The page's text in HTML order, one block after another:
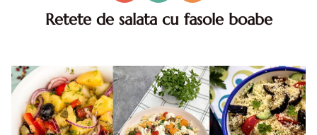
Retete de salata cu fasole boabe
salata cu fasole boabe diva in bucatarie. fasole